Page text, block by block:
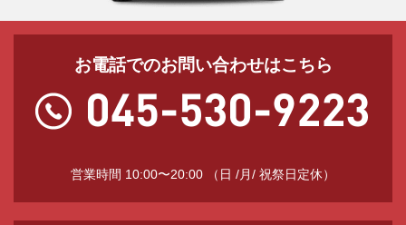
お電話でのお問い合わせはこちら
営業時間 10:00〜20:00 （日 /月/ 祝祭日定休）